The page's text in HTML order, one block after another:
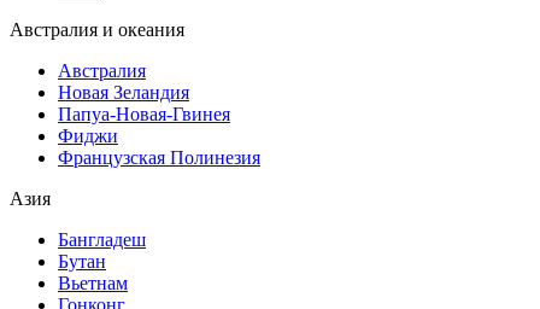
Австралия и океания
Австралия
Новая Зеландия
Папуа-Новая-Гвинея
Фиджи
Французская Полинезия
Азия
Бангладеш
Бутан
Вьетнам
Гонконг